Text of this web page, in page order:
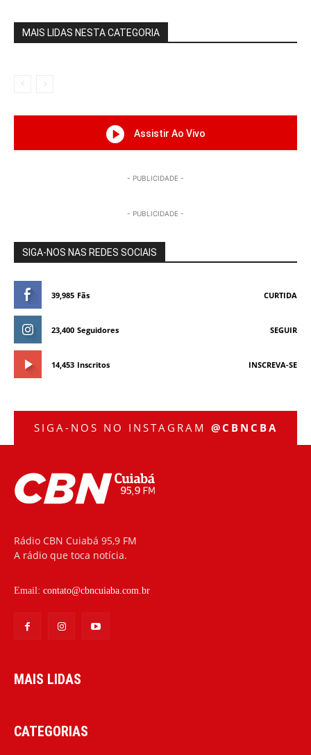
MAIS LIDAS NESTA CATEGORIA
Assistir Ao Vivo
- PUBLICIDADE -
- PUBLICIDADE -
SIGA-NOS NAS REDES SOCIAIS
39,985 Fãs CURTIDA
23,400 Seguidores SEGUIR
14,453 Inscritos INSCREVA-SE
SIGA-NOS NO INSTAGRAM @CBNCBA
Rádio CBN Cuiabá 95,9 FM
A rádio que toca notícia.
Email: contato@cbncuiaba.com.br
MAIS LIDAS
CATEGORIAS